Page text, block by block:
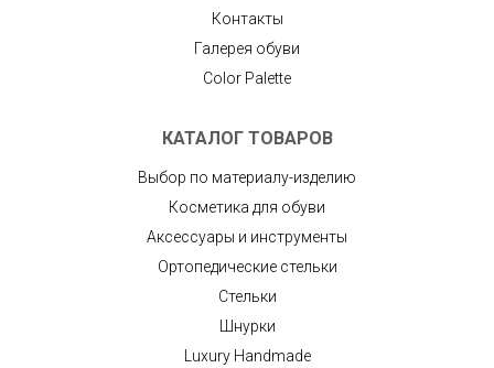
Контакты
Галерея обуви
Color Palette
КАТАЛОГ ТОВАРОВ
Выбор по материалу-изделию
Косметика для обуви
Аксессуары и инструменты
Ортопедические стельки
Стельки
Шнурки
Luxury Handmade